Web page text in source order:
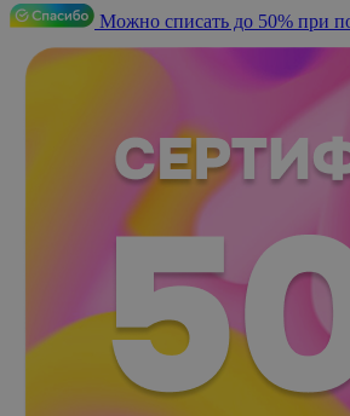
Можно списать до 50% при